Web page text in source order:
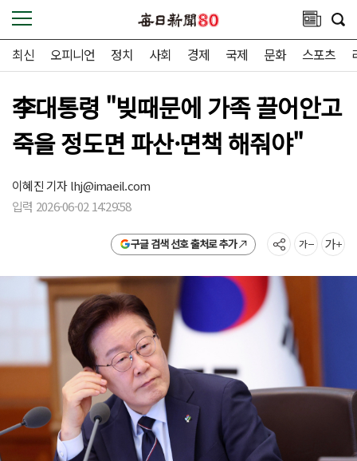
최신 오피니언 정치 사회 경제 국제 문화 스포츠
李대통령 "빚때문에 가족 끌어안고
죽을 정도면 파산·면책 해줘야"
이혜진 기자lhj@imaeil.com
입력 2026-06-02 14:29:58
구글 검색 선호 출처로 추가